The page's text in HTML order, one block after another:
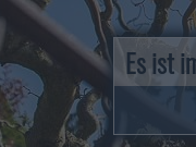
Es ist